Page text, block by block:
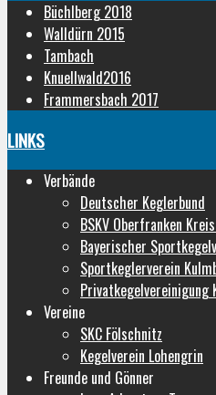
Büchlberg 2018
Walldürn 2015
Tambach
Knuellwald2016
Frammersbach 2017
LINKS
Verbände
Deutscher Keglerbund
BSKV Oberfranken
Bayerischer
Sportkeglerverein
Privatkegelvereinigung
Vereine
SKC Fölschnitz
Kegelverein Lohengrin
Freunde und Gönner